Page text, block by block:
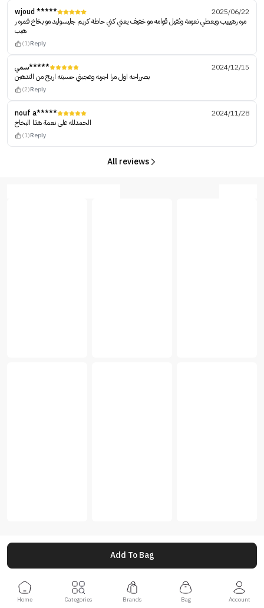
wjoud *****
2025/06/22
مره رهيييب ويعطي نعومة وثقيل قوامه مو خفيف يعني كني حاطة كريم جليسوليد مو بخاخ فمره ر
هيب
(1)Reply
سمي*****
2024/12/15
بصرراحه اول مرا اجربه وعجبني حسيته اريح من التدهين
(2)Reply
nouf a*****
2024/11/28
الحمدلله على نعمة هذا البخاخ
(1)Reply
All reviews
Add To Bag
Home Categories Brands Bag Account